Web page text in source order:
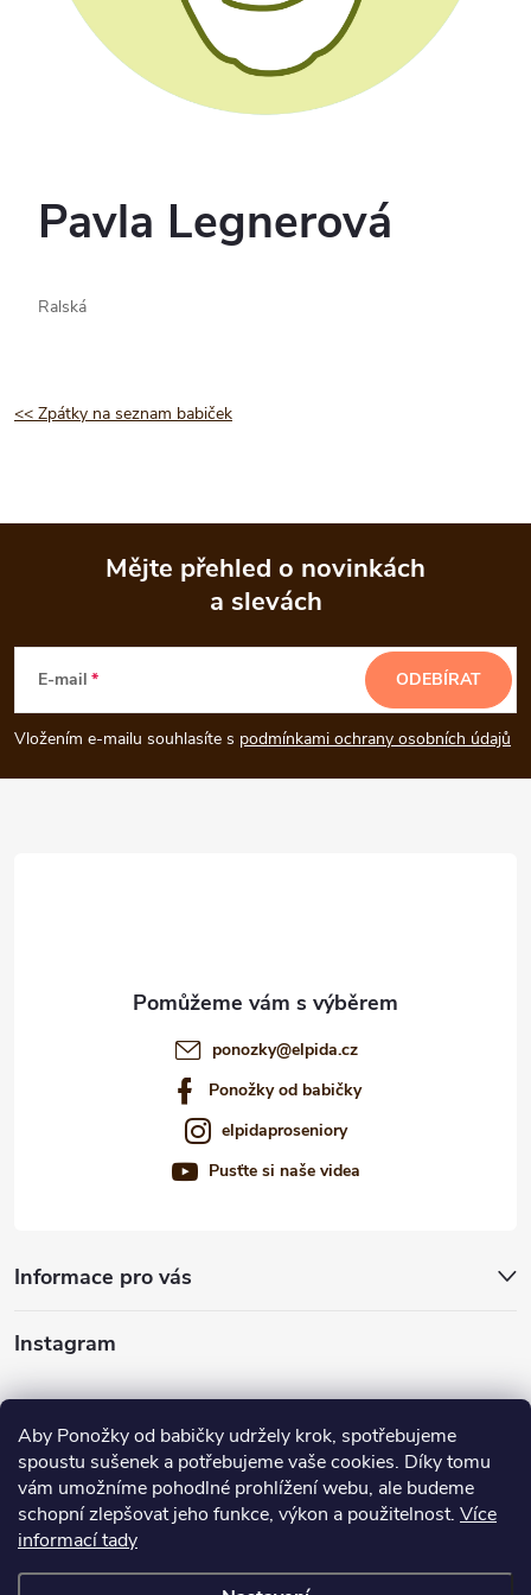
Aby Ponožky od babičky udržely krok, spotřebujeme
spoustu sušenek a potřebujeme vaše cookies. Díky tomu
vám umožníme pohodlné prohlížení webu, ale budeme
schopní zlepšovat jeho funkce, výkon a použitelnost. Více
informací tady
Pavla Legnerová
Ralská
<< Zpátky na seznam babiček
p
a
Mějte přehled o novinkách
a slevách
E-mail
Vložením e-mailu souhlasíte s podmínkami ochrany osobních údajů
ODEBÍRAT
ponozky@elpida.cz
Ponožky od babičky
elpidaproseniory
Pusťte si naše videa
Informace pro vás
Instagram
Nabízíme vám